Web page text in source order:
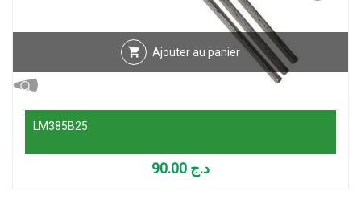
Ajouter au panier
LM385B25
د.ج